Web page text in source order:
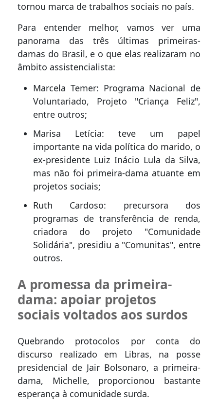
tornou marca de trabalhos sociais no país.
Para entender melhor, vamos ver uma
panorama das três últimas primeiras-
damas do Brasil, e o que elas realizaram no
âmbito assistencialista:
Marcela Temer: Programa Nacional de
Voluntariado, Projeto "Criança Feliz",
entre outros;
Marisa Letícia: teve um papel
importante na vida política do marido, o
ex-presidente Luiz Inácio Lula da Silva,
mas não foi primeira-dama atuante em
projetos sociais;
Ruth Cardoso: precursora dos
programas de transferência de renda,
criadora do projeto "Comunidade
Solidária", presidiu a "Comunitas", entre
outros.
A promessa da primeira-
dama: apoiar projetos
sociais voltados aos surdos
Quebrando protocolos por conta do
discurso realizado em Libras, na posse
presidencial de Jair Bolsonaro, a primeira-
dama, Michelle, proporcionou bastante
esperança à comunidade surda.